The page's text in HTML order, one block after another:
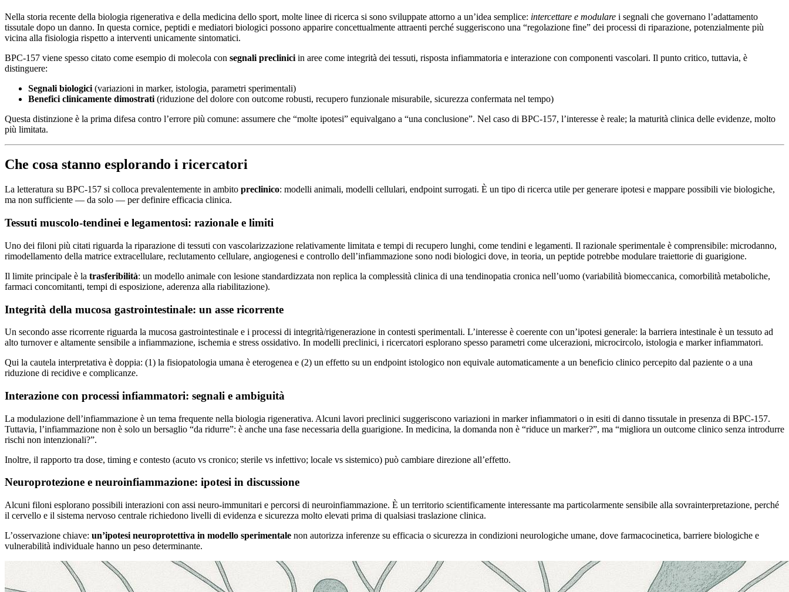
Nella storia recente della biologia rigenerativa e della medicina dello sport, molte linee di ricerca si sono sviluppate attorno a un’idea semplice: intercettare e modulare i segnali che governano l’adattamento
tissutale dopo un danno. In questa cornice, peptidi e mediatori biologici possono apparire concettualmente attraenti perché suggeriscono una “regolazione fine” dei processi di riparazione, potenzialmente più
vicina alla fisiologia rispetto a interventi unicamente sintomatici.
BPC-157 viene spesso citato come esempio di molecola con segnali preclinici in aree come integrità dei tessuti, risposta infiammatoria e interazione con componenti vascolari. Il punto critico, tuttavia, è
distinguere:
Segnali biologici (variazioni in marker, istologia, parametri sperimentali)
Benefici clinicamente dimostrati (riduzione del dolore con outcome robusti, recupero funzionale misurabile, sicurezza confermata nel tempo)
Questa distinzione è la prima difesa contro l’errore più comune: assumere che “molte ipotesi” equivalgano a “una conclusione”. Nel caso di BPC-157, l’interesse è reale; la maturità clinica delle evidenze, molto
più limitata.
Che cosa stanno esplorando i ricercatori
La letteratura su BPC-157 si colloca prevalentemente in ambito preclinico: modelli animali, modelli cellulari, endpoint surrogati. È un tipo di ricerca utile per generare ipotesi e mappare possibili vie biologiche,
ma non sufficiente — da solo — per definire efficacia clinica.
Tessuti muscolo-tendinei e legamentosi: razionale e limiti
Uno dei filoni più citati riguarda la riparazione di tessuti con vascolarizzazione relativamente limitata e tempi di recupero lunghi, come tendini e legamenti. Il razionale sperimentale è comprensibile: microdanno,
rimodellamento della matrice extracellulare, reclutamento cellulare, angiogenesi e controllo dell’infiammazione sono nodi biologici dove, in teoria, un peptide potrebbe modulare traiettorie di guarigione.
Il limite principale è la trasferibilità: un modello animale con lesione standardizzata non replica la complessità clinica di una tendinopatia cronica nell’uomo (variabilità biomeccanica, comorbilità metaboliche,
farmaci concomitanti, tempi di esposizione, aderenza alla riabilitazione).
Integrità della mucosa gastrointestinale: un asse ricorrente
Un secondo asse ricorrente riguarda la mucosa gastrointestinale e i processi di integrità/rigenerazione in contesti sperimentali. L’interesse è coerente con un’ipotesi generale: la barriera intestinale è un tessuto ad
alto turnover e altamente sensibile a infiammazione, ischemia e stress ossidativo. In modelli preclinici, i ricercatori esplorano spesso parametri come ulcerazioni, microcircolo, istologia e marker infiammatori.
Qui la cautela interpretativa è doppia: (1) la fisiopatologia umana è eterogenea e (2) un effetto su un endpoint istologico non equivale automaticamente a un beneficio clinico percepito dal paziente o a una
riduzione di recidive e complicanze.
Interazione con processi infiammatori: segnali e ambiguità
La modulazione dell’infiammazione è un tema frequente nella biologia rigenerativa. Alcuni lavori preclinici suggeriscono variazioni in marker infiammatori o in esiti di danno tissutale in presenza di BPC-157.
Tuttavia, l’infiammazione non è solo un bersaglio “da ridurre”: è anche una fase necessaria della guarigione. In medicina, la domanda non è “riduce un marker?”, ma “migliora un outcome clinico senza introdurre
rischi non intenzionali?”.
Inoltre, il rapporto tra dose, timing e contesto (acuto vs cronico; sterile vs infettivo; locale vs sistemico) può cambiare direzione all’effetto.
Neuroprotezione e neuroinfiammazione: ipotesi in discussione
Alcuni filoni esplorano possibili interazioni con assi neuro-immunitari e percorsi di neuroinfiammazione. È un territorio scientificamente interessante ma particolarmente sensibile alla sovrainterpretazione, perché
il cervello e il sistema nervoso centrale richiedono livelli di evidenza e sicurezza molto elevati prima di qualsiasi traslazione clinica.
L’osservazione chiave: un’ipotesi neuroprotettiva in modello sperimentale non autorizza inferenze su efficacia o sicurezza in condizioni neurologiche umane, dove farmacocinetica, barriere biologiche e
vulnerabilità individuale hanno un peso determinante.